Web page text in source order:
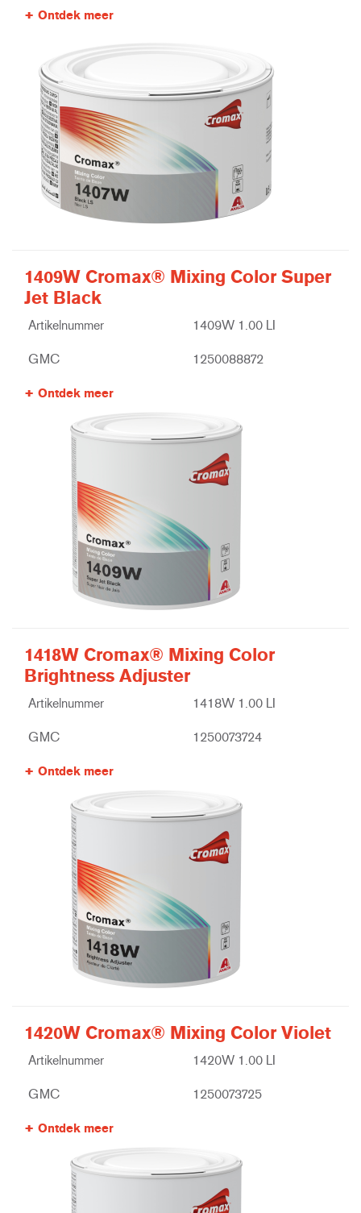
Ontdek meer
1409W Cromax® Mixing Color Super
Jet Black
Artikelnummer 1409W 1.00 LI
GMC 1250088872
Ontdek meer
1418W Cromax® Mixing Color
Brightness Adjuster
Artikelnummer 1418W 1.00 LI
GMC 1250073724
Ontdek meer
1420W Cromax® Mixing Color Violet
Artikelnummer 1420W 1.00 LI
GMC 1250073725
Ontdek meer